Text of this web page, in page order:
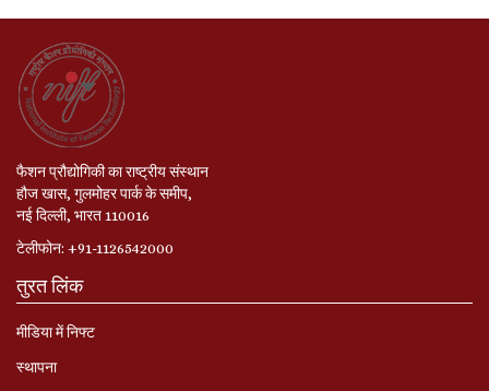
फैशन प्रौद्योगिकी का राष्ट्रीय संस्थान
हौज खास, गुलमोहर पार्क के समीप,
नई दिल्ली, भारत 110016
टेलीफोन: +91-1126542000
तुरत लिंक
मीडिया में निफ्ट
स्‍थापना